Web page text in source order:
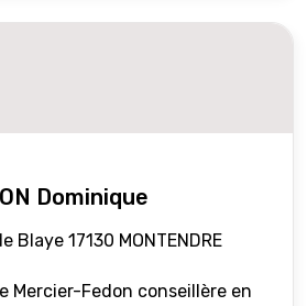
Dominique
Blaye 17130 MONTENDRE
Mercier-Fedon conseillère en